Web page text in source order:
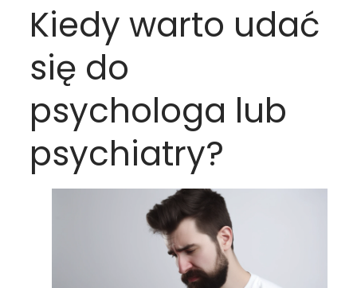
Kiedy warto udać
się do
psychologa lub
psychiatry?